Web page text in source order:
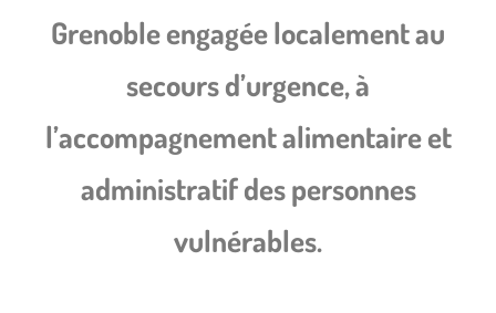
Grenoble engagée localement au
secoursd’urgence, à
l’accompagnement alimentaire et
administratif des personnes
vulnérables.